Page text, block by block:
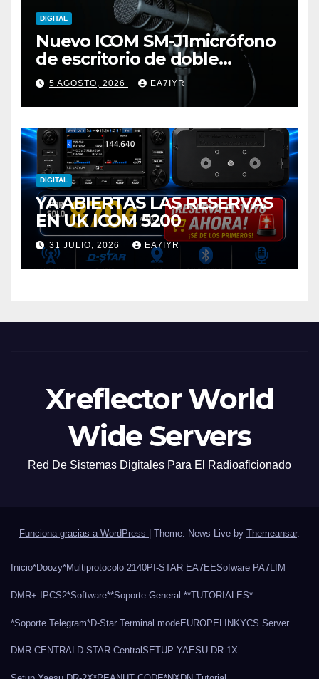
DIGITAL
Nuevo ICOM SM-J1micrófono
de escritorio de doble
elemento premium
5 AGOSTO, 2026 EA7IYR
DIGITAL
YA ABIERTAS LAS RESERVAS
EN UK ICOM 5200
31 JULIO, 2026 EA7IYR
Xreflector World
Wide Servers
Red De Sistemas Digitales Para El Radioaficionado
Funciona gracias a WordPress | Theme: News Live by Themeansar.
Inicio*Doozy*Multiprotocolo 2140PI-STAR EA7EESofware PA7LIM
DMR+ IPCS2*Software**Soporte General **TUTORIALES*
*Soporte Telegram*D-Star Terminal modeEUROPELINKYCS Server
DMR CENTRALD-STAR CentralSETUP YAESU DR-1X